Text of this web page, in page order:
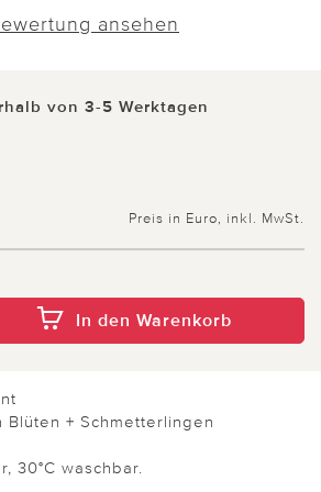
ansehen
von 3-5 Werktagen
Preis in Euro, inkl. MwSt.
In den Warenkorb
+ Schmetterlingen
30°C waschbar.